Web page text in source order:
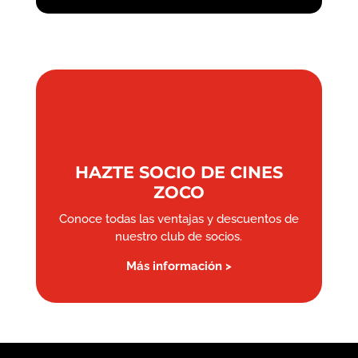
HAZTE SOCIO DE CINES
ZOCO
Conoce todas las ventajas y descuentos de
nuestro club de socios.
Más información >